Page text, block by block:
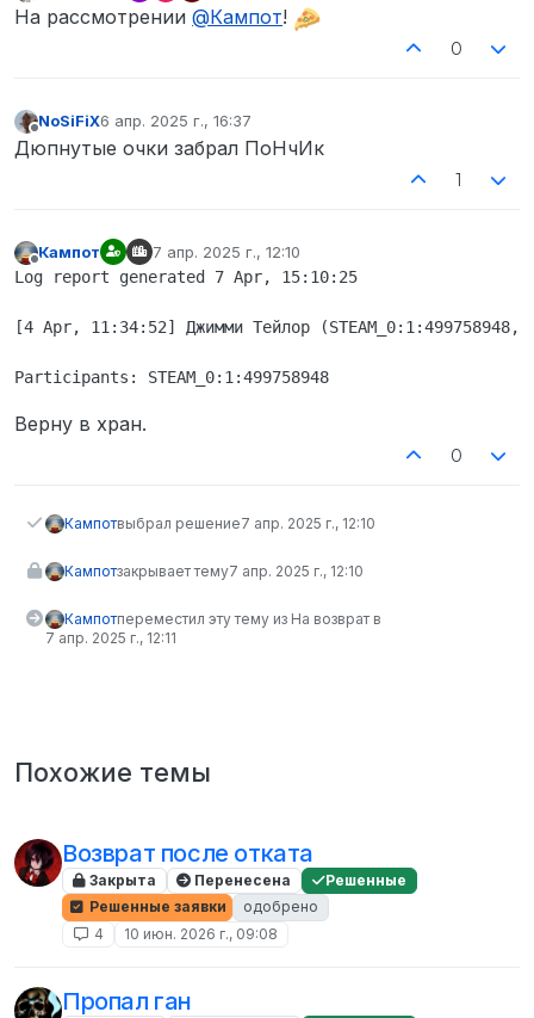
На рассмотрении @Кампот!
0
NoSiFiX6 апр. 2025 г., 16:37
отредактировано
Дюпнутые очки забрал ПоНчИк
1
Не в сети
Кампот 7 апр. 2025 г., 12:10
отредактировано
Log report generated 7 Apr, 15:10:25
[4 Apr, 11:34:52] Джимми Тейлор (STEAM_0:1:499758948,
Верну в хран.
0
Кампотвыбрал решение7 апр. 2025 г., 12:10
Кампотзакрывает тему7 апр. 2025 г., 12:10
Кампотпереместил эту тему из На возврат в
7 апр. 2025 г., 12:11
Похожие темы
Возврат после отката
Закрыта Перенесена
Решенные
Решенные заявки
одобрено
4
10 июн. 2026 г., 09:08
Пропал ган